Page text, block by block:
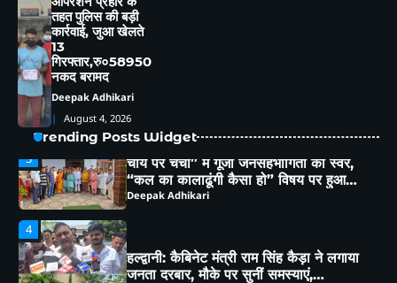
तहत पुलिस की बड़ी
कार्रवाई, जुआ खेलते
13
गिरफ्तार,रु०58950
नकद बरामद
Deepak Adhikari
August 4, 2026
Trending Posts Widget
3
“कल का कालाढूंगी कैसा हो” विषय पर हुआ
4
हल्द्वानी: कैबिनेट मंत्री राम सिंह कैड़ा ने लगाया
जनता दरबार, मौके पर सुनीं समस्याएं,
अधिकारियों को दिए सख्त निर्देश
Deepak Adhikari
5
भाजपा कार्यकर्ताओं ने *‘एक पेड़ मां के नाम’*
अभियान के तहत किया पौधारोपण तथा पर्यावरण
संरक्षण का लिया संकल्प
Deepak Adhikari